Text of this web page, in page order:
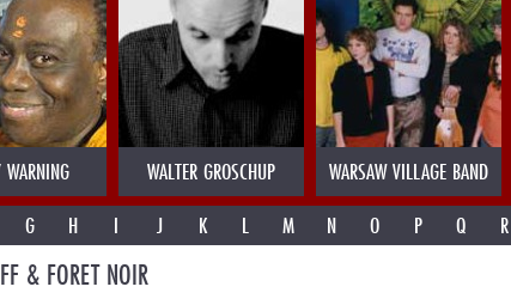
WARNING WALTER GROSCHUP WARSAW VILLAGE BAND
G H I J K L M N O P Q R
& FORET NOIR